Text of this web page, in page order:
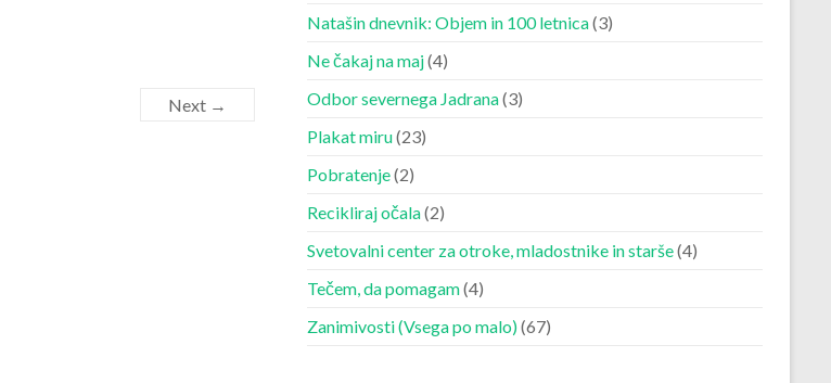
Next →
Natašin dnevnik: Objem in 100 letnica(3)
Ne čakaj na maj(4)
Odbor severnega Jadrana(3)
Plakat miru(23)
Pobratenje(2)
Recikliraj očala(2)
Svetovalni center za otroke, mladostnike in starše(4)
Tečem, da pomagam(4)
Zanimivosti (Vsega po malo)(67)